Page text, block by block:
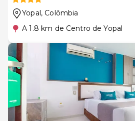
Yopal, Colômbia
A 1.8 km de Centro de Yopal